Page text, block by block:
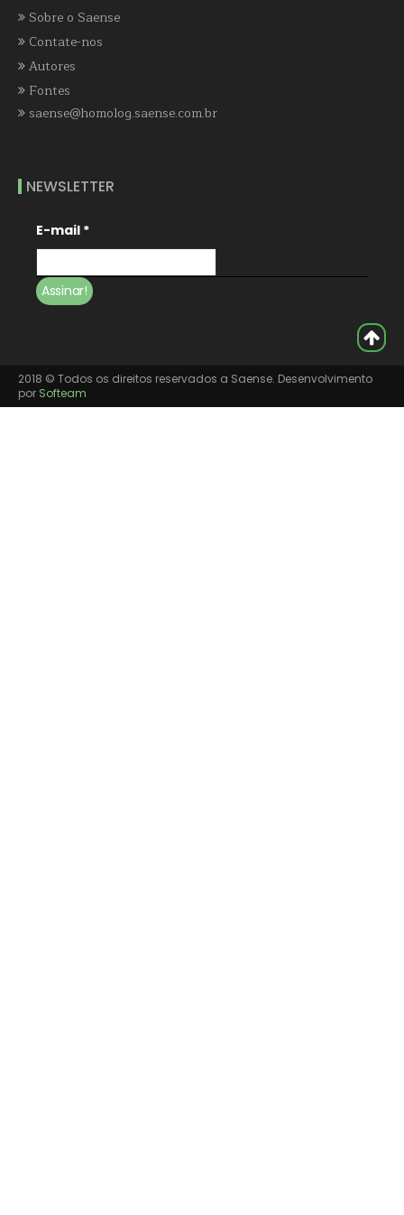
Sobre o Saense
Contate-nos
Autores
Fontes
saense@homolog.saense.com.br
NEWSLETTER
E-mail *
2018 © Todos os direitos reservados a Saense. Desenvolvimento
por Softeam